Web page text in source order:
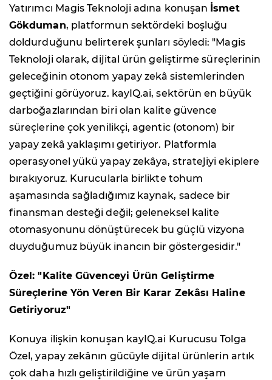
Yatırımcı Magis Teknoloji adına konuşan İsmet
Gökduman, platformun sektördeki boşluğu
doldurduğunu belirterek şunları söyledi: "Magis
Teknoloji olarak, dijital ürün geliştirme süreçlerinin
geleceğinin otonom yapay zekâ sistemlerinden
geçtiğini görüyoruz. kayIQ.ai, sektörün en büyük
darboğazlarından biri olan kalite güvence
süreçlerine çok yenilikçi, agentic (otonom) bir
yapay zekâ yaklaşımı getiriyor. Platformla
operasyonel yükü yapay zekâya, stratejiyi ekiplere
bırakıyoruz. Kurucularla birlikte tohum
aşamasında sağladığımız kaynak, sadece bir
finansman desteği değil; geleneksel kalite
otomasyonunu dönüştürecek bu güçlü vizyona
duyduğumuz büyük inancın bir göstergesidir."
Özel: "Kalite Güvenceyi Ürün Geliştirme
Süreçlerine Yön Veren Bir Karar Zekâsı Haline
Getiriyoruz"
Konuya ilişkin konuşan kayIQ.ai Kurucusu Tolga
Özel, yapay zekânın gücüyle dijital ürünlerin artık
çok daha hızlı geliştirildiğine ve ürün yaşam